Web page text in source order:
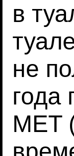
в
не
года
MET